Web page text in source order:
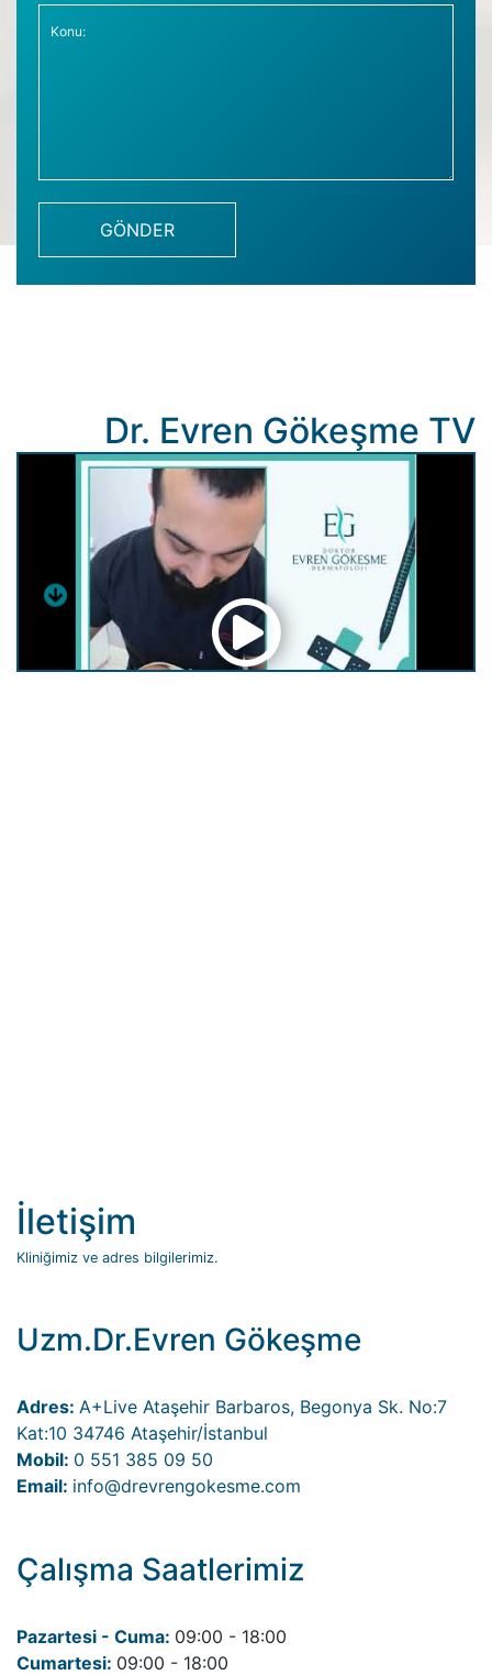
Dr. Evren Gökeşme TV
İletişim
Kliniğimiz ve adres bilgilerimiz.
Uzm.Dr.Evren Gökeşme
Adres: A+Live Ataşehir Barbaros, Begonya Sk. No:7
Kat:10 34746 Ataşehir/İstanbul
Mobil: 0 551 385 09 50
Email: info@drevrengokesme.com
Çalışma Saatlerimiz
Pazartesi - Cuma: 09:00 - 18:00
Cumartesi: 09:00 - 18:00